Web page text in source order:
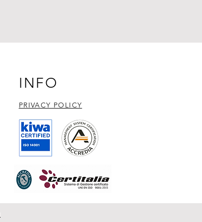
INFO
PRIVACY POLICY​